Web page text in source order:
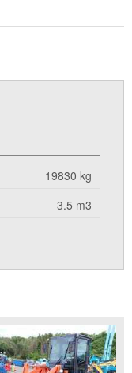
19830 kg
3.5 m3